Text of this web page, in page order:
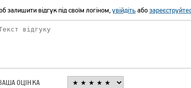
залишити відгук під своїм логіном,увійдітьабо
ОЦІНКА